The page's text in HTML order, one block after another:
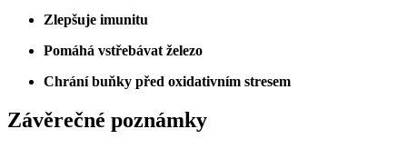
Zlepšuje imunitu
Pomáhá vstřebávat železo
Chrání buňky před oxidativním stresem
Závěrečné poznámky